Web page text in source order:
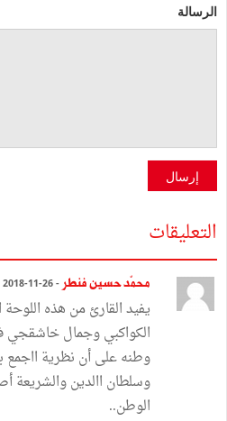
الرسالة
إرسال
التعليقات
محمّد حسين فنطر - 26-11-2018 20:00
يفيد القارئ من هذه
الكواكبي وجمال خاشقجي
وطنه على أن نظرية ااجمع
وسلطان االدين والشريعة
الوطن..